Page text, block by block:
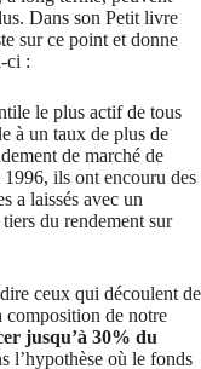
Dans son Petit livre
sur ce point et donne
ci :
le plus actif de tous
à un taux de plus de
de marché de
ils ont encouru des
a laissés avec un
du rendement sur
ceux qui découlent de
composition de notre
jusqu’à 30% du
l’hypothèse où le fonds